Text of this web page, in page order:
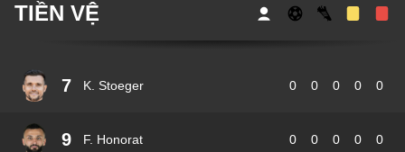
TIỀN VỆ
7 K. Stoeger 0 0 0 0 0
9 F. Honorat 0 0 0 0 0